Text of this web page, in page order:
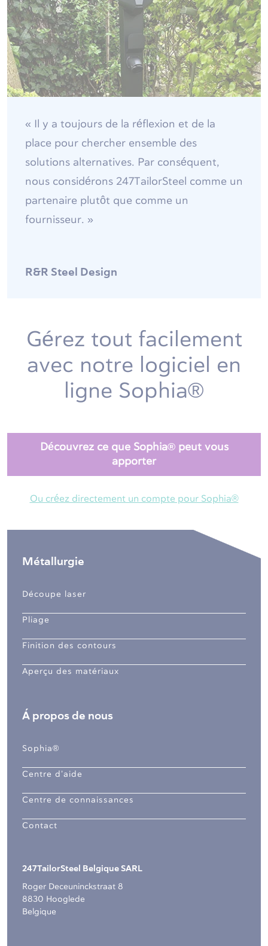
« Il y a toujours de la réflexion et de la
place pour chercher ensemble des
solutions alternatives. Par conséquent,
nous considérons 247TailorSteel comme un
partenaire plutôt que comme un
fournisseur. »
R&R Steel Design
Gérez tout facilement
avec notre logiciel en
ligne Sophia®
Découvrez ce que Sophia® peut vous
apporter
Ou créez directement un compte pour Sophia®
Métallurgie
Découpe laser
Pliage
Finition des contours
Aperçu des matériaux
Á propos de nous
Sophia®
Centre d’aide
Centre de connaissances
Contact
247TailorSteel Belgique SARL
Roger Deceuninckstraat 8
8830 Hooglede
Belgique